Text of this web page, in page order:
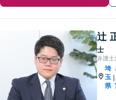
辻
士
弁護士
埼
玉
県
|